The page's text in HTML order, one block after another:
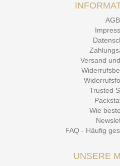
AGB
Versand
Trusted
Wie
FAQ - Häufig
UNSERE